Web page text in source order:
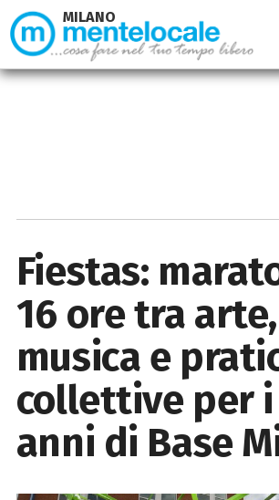
Fiestas:
16 ore tra arte,
musica e
collettive per i
anni di Base
MILANO